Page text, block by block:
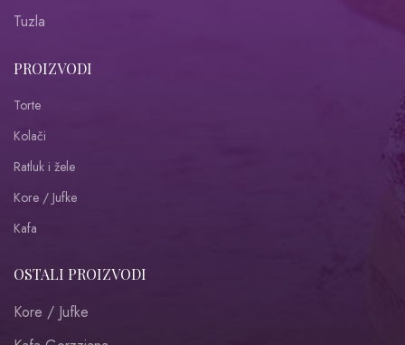
Tuzla
PROIZVODI
Torte
Kolači
Ratluk i žele
Kore / Jufke
Kafa
OSTALI PROIZVODI
Kore / Jufke